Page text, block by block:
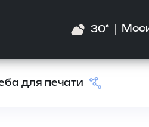
30°
для печати